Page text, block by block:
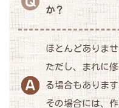
か？
ほとんどありま
ただし、まれに
る場合もあります
その場合には、